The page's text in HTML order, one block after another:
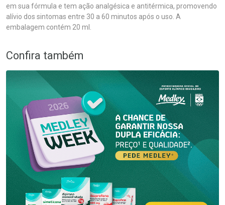
em sua fórmula e tem ação analgésica e antitérmica, promovendo
alívio dos sintomas entre 30 a 60 minutos após o uso. A
embalagem contém 20 ml.
Confira também